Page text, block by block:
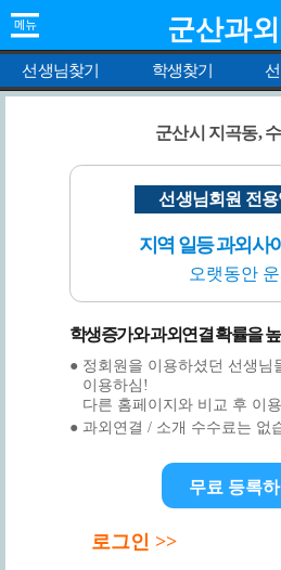
군산과외
선생님찾기 학생찾기
군산시 지곡동,
선생님회원 전
지역 일등 과외사
오랫동안
학생증가와 과외연결 확률을
● 정회원을 이용하셨던 선생님
이용하심!
다른 홈페이지와 비교 후 이
● 과외연결 / 소개 수수료는 없
무료 등록하
로그인 >>